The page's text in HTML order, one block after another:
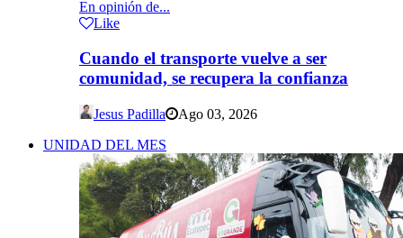
En opinión de...
Like
Cuando el transporte vuelve a ser
comunidad, se recupera la confianza
Jesus Padilla
Ago 03, 2026
UNIDAD DEL MES